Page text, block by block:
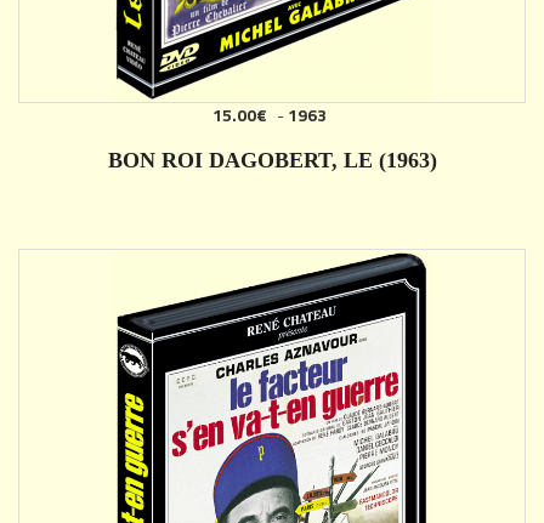
15.00€ -1963
BON ROI DAGOBERT, LE (1963)